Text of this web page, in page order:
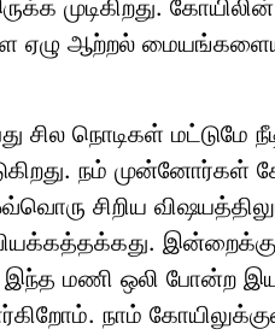
முடிகிறது.
ஏழு ஆற்றல்
சில நொடிகள் மட்டுமே
நம் முன்னோர்கள்
சிறிய
இந்த மணி ஒலி போன்ற
நாம்